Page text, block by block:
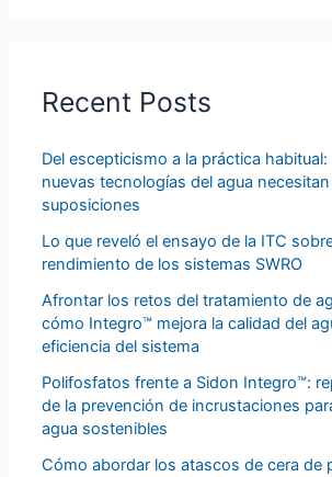
Recent Posts
Del escepticismo a la práctica
nuevas tecnologías del agua
suposiciones
Lo que reveló el ensayo de la ITC
rendimiento de los sistemas SWRO
Afrontar los retos del tratamiento de
cómo Integro™ mejora la calidad del
eficiencia del sistema
Polifosfatos frente a Sidon Integro™:
de la prevención de incrustaciones
agua sostenibles
Cómo abordar los atascos de cera de